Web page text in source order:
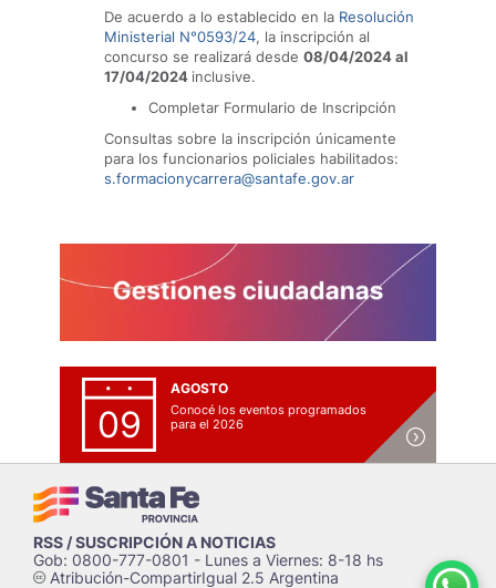
De acuerdo a lo establecido en la Resolución
Ministerial N°0593/24, la inscripción al
concurso se realizará desde 08/04/2024 al
17/04/2024 inclusive.
Completar Formulario de Inscripción
Consultas sobre la inscripción únicamente
para los funcionarios policiales habilitados:
s.formacionycarrera@santafe.gov.ar
09
AGOSTO
Conocé los eventos programados
para el 2026
RSS / SUSCRIPCIÓN A NOTICIAS
Gob: 0800-777-0801 - Lunes a Viernes: 8-18 hs
cAtribución-CompartirIgual 2.5 Argentina